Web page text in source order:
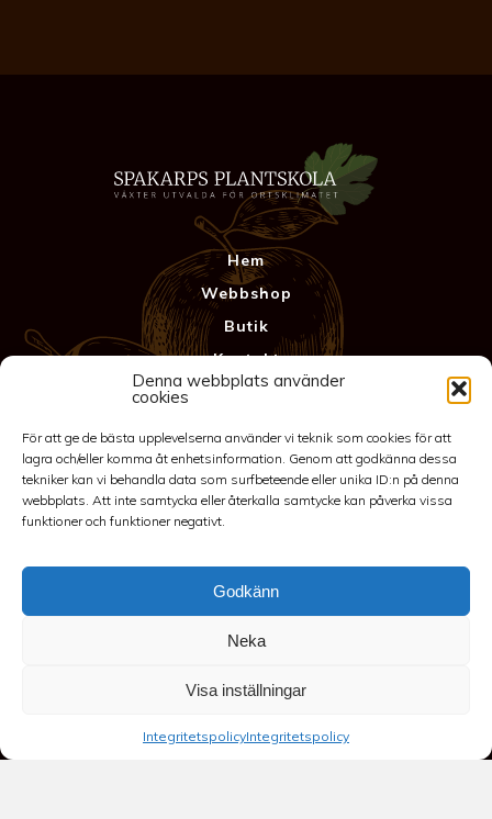
Denna webbplats använder
cookies
För att ge de bästa upplevelserna använder vi teknik som cookies för att
lagra och/eller komma åt enhetsinformation. Genom att godkänna dessa
tekniker kan vi behandla data som surfbeteende eller unika ID:n på denna
webbplats. Att inte samtycka eller återkalla samtycke kan påverka vissa
funktioner och funktioner negativt.
Godkänn
Neka
Visa inställningar
IntegritetspolicyIntegritetspolicy
Hem
Webbshop
Butik
Kontakt
Anläggning
Integritetspolicy
©2026 Spakarps plantskola
- spakarp@outlook.com
Spakarp 1, 575 95